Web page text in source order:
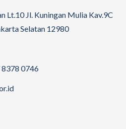
Lt.10 Jl. Kuningan Mulia Kav.9C
Selatan 12980
0746